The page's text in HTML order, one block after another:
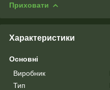
Приховати
Характеристики
Основні
Виробник
Тип